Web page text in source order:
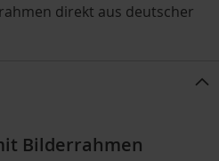
direkt aus deutscher
Bilderrahmen